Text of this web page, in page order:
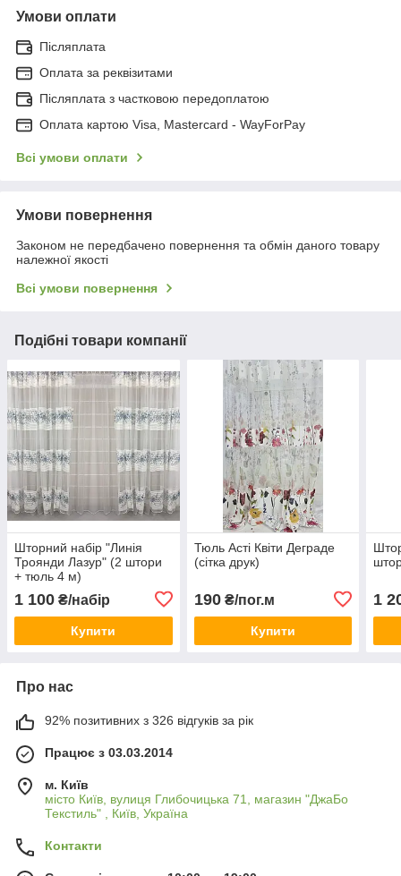
Умови оплати
Післяплата
Оплата за реквізитами
Післяплата з частковою передоплатою
Оплата картою Visa, Mastercard - WayForPay
Всі умови оплати
Умови повернення
Законом не передбачено повернення та обмін даного товару
належної якості
Всі умови повернення
Подібні товари компанії
Шторний набір "Линія
Троянди Лазур" (2 штори
+ тюль 4 м)
1 100 ₴/набір
Купити
Тюль Асті Квіти Деграде
(сітка друк)
190₴/пог.м
Купити
1
Про нас
92% позитивних з 326 відгуків за рік
Працює з 03.03.2014
м. Київ
місто Київ, вулиця Глибочицька 71, магазин "ДжаБо
Текстиль" , Київ, Україна
Контакти